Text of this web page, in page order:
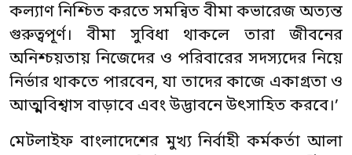
কল্যাণ নিশ্চিত করতে সমন্বিত বীমা কভারেজ অত্যন্ত
গুরুত্বপূর্ণ। বীমা সুবিধা থাকলে তারা জীবনের
অনিশ্চয়তায় নিজেদের ও পরিবারের সদস্যদের নিয়ে
নির্ভার থাকতে পারবেন, যা তাদের কাজে একাগ্রতা ও
আত্মবিশ্বাস বাড়াবে এবং উদ্ভাবনে উৎসাহিত করবে।’
মেটলাইফ বাংলাদেশের মুখ্য নির্বাহী কর্মকর্তা আলা